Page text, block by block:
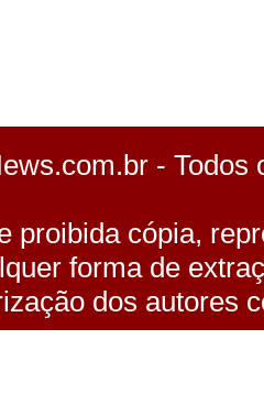
- Todos
proibida cópia,
forma de
dos autores